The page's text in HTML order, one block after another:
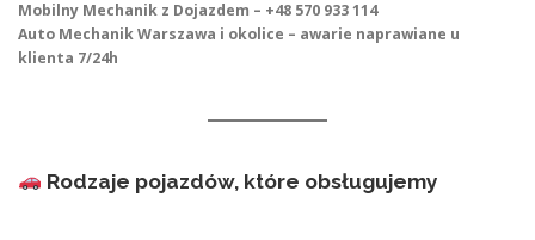
Mobilny Mechanik z Dojazdem – +48 570 933 114
Auto Mechanik Warszawa i okolice – awarie naprawiane u
klienta 7/24h
Rodzaje pojazdów, które obsługujemy